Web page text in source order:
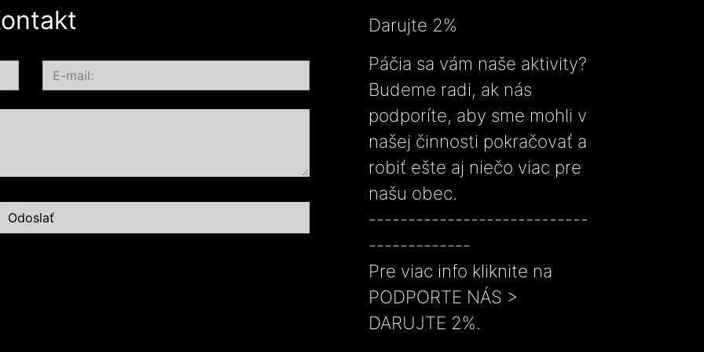
Darujte 2%
Páčia sa vám naše aktivity?
Budeme radi, ak nás
podporíte, aby sme mohli v
našej činnosti pokračovať a
robiť ešte aj niečo viac pre
našu obec.
----------------------------
-------------
Pre viac info kliknite na
PODPORTE NÁS >
DARUJTE 2%.